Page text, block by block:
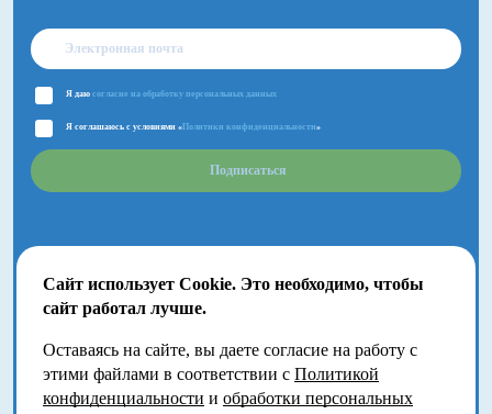
Сайт использует Cookie. Это необходимо, чтобы
сайт работал лучше.
Оставаясь на сайте, вы даете согласие на работу с
этими файлами в соответствии с Политикой
конфиденциальности и обработки персональных
Я даю согласие на обработку персональных данных
Я соглашаюсь с условиями « Политики конфиденциальности»
Подписаться
2018-2026 © Большой Детский фестиваль.
Москва, Волгоградский проспект, 121